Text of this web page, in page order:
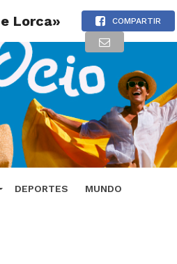
DEPORTES MUNDO
Lorca» COMPARTIR